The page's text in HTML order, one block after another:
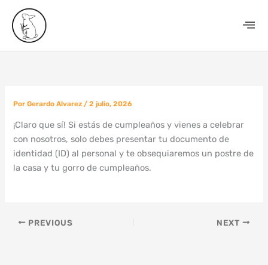
contenido
PorGerardo Alvarez /2 julio, 2026
¡Claro que sí! Si estás de cumpleaños y vienes a celebrar
con nosotros, solo debes presentar tu documento de
identidad (ID) al personal y te obsequiaremos un postre de
la casa y tu gorro de cumpleaños.
PREVIOUS NEXT